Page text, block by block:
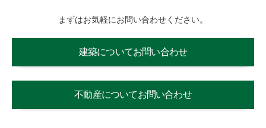
まずはお気軽にお問い合わせください。
建築についてお問い合わせ
不動産についてお問い合わせ